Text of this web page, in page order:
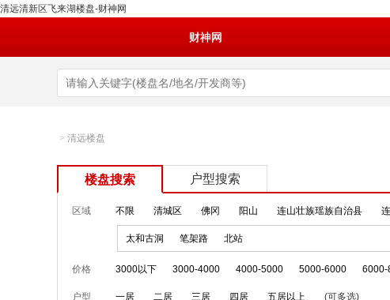
清远清新区飞来湖楼盘-财神网
财神网
> 清远楼盘
楼盘搜索 户型搜索
区域 不限 清城区 佛冈 阳山 连山壮族瑶族自治县
太和古洞 笔架路 北站
价格 3000以下 3000-4000 4000-5000 5000-6000 6000-
户型 一居 二居 三居 四居 五居以上 (可多选)